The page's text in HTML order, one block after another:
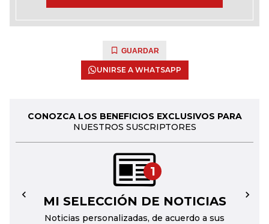
GUARDAR
UNIRSE A WHATSAPP
CONOZCA LOS BENEFICIOS EXCLUSIVOS PARA
NUESTROS SUSCRIPTORES
1
MI SELECCIÓN DE NOTICIAS
Noticias personalizadas, de acuerdo a sus
← →